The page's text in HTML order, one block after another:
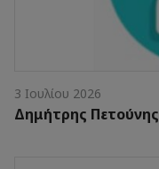
3 Ιουλίου 2026
Δημήτρης Πετούνης